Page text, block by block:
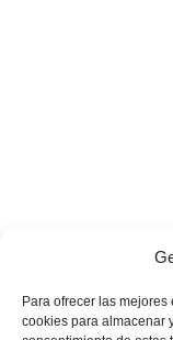
Para ofrecer las
cookies para almacenar